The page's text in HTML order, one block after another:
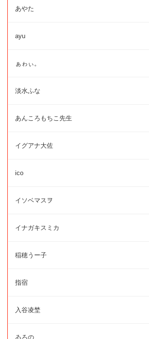
あやた
ayu
ぁゎぃ。
淡水ふな
あんころもちこ先生
イグアナ大佐
ico
イソベマスヲ
イナガキスミカ
稲穂うー子
指宿
入谷凌埜
ゐろの